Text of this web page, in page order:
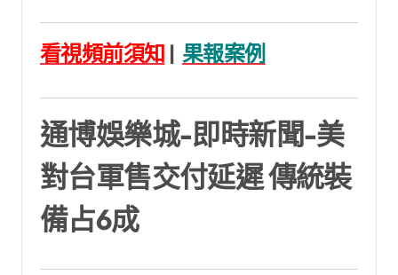
看視頻前須知 | 果報案例
通博娛樂城-即時新聞-美
對台軍售交付延遲 傳統裝
備占6成